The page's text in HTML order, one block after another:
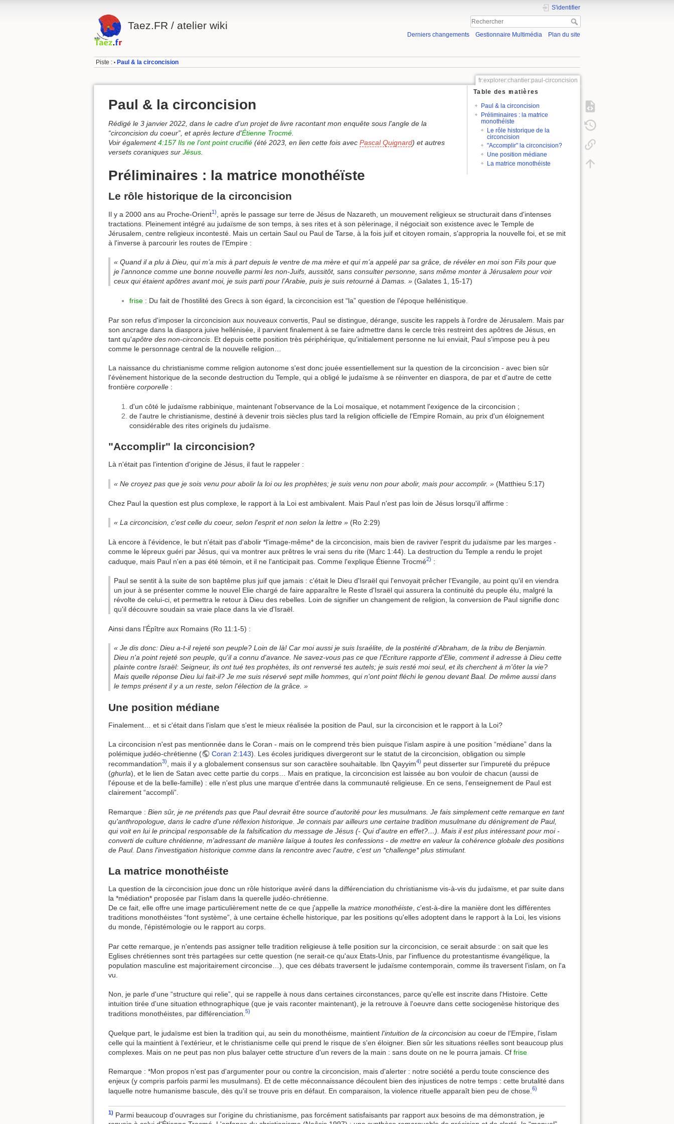
Taez.FR / atelier wiki
S'identifier
Derniers changements Gestionnaire Multimédia Plan du site
Piste : • Paul & la circoncision
fr:explorer:chantier:paul-circoncision
Table des matières
Paul & la circoncision
Préliminaires : la matrice
monothéïste
Le rôle historique de la
circoncision
"Accomplir" la circoncision?
Une position médiane
La matrice monothéiste
Paul & la circoncision
Rédigé le 3 janvier 2022, dans le cadre d'un projet de livre racontant mon enquête sous l'angle de la
“circoncision du coeur”, et après lecture d'Étienne Trocmé.
Voir également4:157 Ils ne l’ont point crucifié (été 2023, en lien cette fois avec Pascal Quignard) et autres
versets coraniques sur Jésus.
Préliminaires : la matrice monothéïste
Le rôle historique de la circoncision
Il y a 2000 ans au Proche-Orient1)
, après le passage sur terre de Jésus de Nazareth, un mouvement religieux se structurait dans d'intenses
tractations. Pleinement intégré au judaïsme de son temps, à ses rites et à son pèlerinage, il négociait son existence avec le Temple de
Jérusalem, centre religieux incontesté. Mais un certain Saul ou Paul de Tarse, à la fois juif et citoyen romain, s'appropria la nouvelle foi, et se mit
à l'inverse à parcourir les routes de l'Empire :
« Quand il a plu à Dieu, qui m’a mis à part depuis le ventre de ma mère et qui m’a appelé par sa grâce, de révéler en moi son Fils pour que
je l’annonce comme une bonne nouvelle parmi les non-Juifs, aussitôt, sans consulter personne, sans même monter à Jérusalem pour voir
ceux qui étaient apôtres avant moi, je suis parti pour l’Arabie, puis je suis retourné à Damas. »(Galates 1, 15-17)
frise : Du fait de l'hostilité des Grecs à son égard, la circoncision est “la” question de l'époque hellénistique.
Par son refus d'imposer la circoncision aux nouveaux convertis, Paul se distingue, dérange, suscite les rappels à l'ordre de Jérusalem. Mais par
son ancrage dans la diaspora juive hellénisée, il parvient finalement à se faire admettre dans le cercle très restreint des apôtres de Jésus, en
tant qu'apôtre des non-circoncis . Et depuis cette position très périphérique, qu'initialement personne ne lui enviait, Paul s'impose peu à peu
comme le personnage central de la nouvelle religion…
La naissance du christianisme comme religion autonome s'est donc jouée essentiellement sur la question de la circoncision - avec bien sûr
l'évènement historique de la seconde destruction du Temple, qui a obligé le judaïsme à se réinventer en diaspora, de par et d'autre de cette
frontière corporelle :
d'un côté le judaïsme rabbinique, maintenant l'observance de la Loi mosaïque, et notamment l'exigence de la circoncision ;
de l'autre le christianisme, destiné à devenir trois siècles plus tard la religion officielle de l'Empire Romain, au prix d'un éloignement
considérable des rites originels du judaïsme.
"Accomplir" la circoncision?
Là n'était pas l'intention d'origine de Jésus, il faut le rappeler :
« Ne croyez pas que je sois venu pour abolir la loi ou les prophètes; je suis venu non pour abolir, mais pour accomplir. »(Matthieu 5:17)
Chez Paul la question est plus complexe, le rapport à la Loi est ambivalent. Mais Paul n'est pas loin de Jésus lorsqu'il affirme :
« La circoncision, c'est celle du coeur, selon l'esprit et non selon la lettre »(Ro 2:29)
Là encore à l'évidence, le but n'était pas d'abolir *l'image-même* de la circoncision, mais bien de raviver l'esprit du judaïsme par les marges -
comme le lépreux guéri par Jésus, qui va montrer aux prêtres le vrai sens du rite (Marc 1:44). La destruction du Temple a rendu le projet
caduque, mais Paul n'en a pas été témoin, et il ne l'anticipait pas. Comme l'explique Étienne Trocmé2) :
Paul se sentit à la suite de son baptême plus juif que jamais : c'était le Dieu d'Israël qui l'envoyait prêcher l'Evangile, au point qu'il en viendra
un jour à se présenter comme le nouvel Elie chargé de faire apparaître le Reste d'Israël qui assurera la continuité du peuple élu, malgré la
révolte de celui-ci, et permettra le retour à Dieu des rebelles. Loin de signifier un changement de religion, la conversion de Paul signifie donc
qu'il découvre soudain sa vraie place dans la vie d'Israël.
Ainsi dans l'Épître aux Romains (Ro 11:1-5) :
« Je dis donc: Dieu a-t-il rejeté son peuple? Loin de là! Car moi aussi je suis Israélite, de la postérité d'Abraham, de la tribu de Benjamin.
Dieu n'a point rejeté son peuple, qu'il a connu d'avance. Ne savez-vous pas ce que l'Ecriture rapporte d'Elie, comment il adresse à Dieu cette
plainte contre Israël: Seigneur, ils ont tué tes prophètes, ils ont renversé tes autels; je suis resté moi seul, et ils cherchent à m'ôter la vie?
Mais quelle réponse Dieu lui fait-il? Je me suis réservé sept mille hommes, qui n'ont point fléchi le genou devant Baal. De même aussi dans
le temps présent il y a un reste, selon l'élection de la grâce. »
Une position médiane
Finalement… et si c'était dans l'islam que s'est le mieux réalisée la position de Paul, sur la circoncision et le rapport à la Loi?
La circoncision n'est pas mentionnée dans le Coran - mais on le comprend très bien puisque l'islam aspire à une position “médiane” dans la
polémique judéo-chrétienne (
Coran 2:143). Les écoles juridiques divergeront sur le statut de la circoncision, obligation ou simple
recommandation3) , mais il y a globalement consensus sur son caractère souhaitable. Ibn Qayyim4) peut disserter sur l’impureté du prépuce
(ghurla), et le lien de Satan avec cette partie du corps… Mais en pratique, la circoncision est laissée au bon vouloir de chacun (aussi de
l'épouse et de la belle-famille) : elle n'est plus une marque d'entrée dans la communauté religieuse. En ce sens, l'enseignement de Paul est
clairement “accompli”.
Remarque : Bien sûr, je ne prétends pas que Paul devrait être source d'autorité pour les musulmans. Je fais simplement cette remarque en tant
qu'anthropologue, dans le cadre d'une réflexion historique. Je connais par ailleurs une certaine tradition musulmane du dénigrement de Paul,
qui voit en lui le principal responsable de la falsification du message de Jésus (- Qui d'autre en effet?…). Mais il est plus intéressant pour moi -
converti de culture chrétienne, m'adressant de manière laïque à toutes les confessions - de mettre en valeur la cohérence globale des positions
de Paul. Dans l'investigation historique comme dans la rencontre avec l'autre, c'est un *challenge* plus stimulant.
La matrice monothéiste
La question de la circoncision joue donc un rôle historique avéré dans la différenciation du christianisme vis-à-vis du judaïsme, et par suite dans
la *médiation* proposée par l'islam dans la querelle judéo-chrétienne.
De ce fait, elle offre une image particulièrement nette de ce que j'appelle la matrice monothéiste, c'est-à-dire la manière dont les différentes
traditions monothéistes “font système”, à une certaine échelle historique, par les positions qu'elles adoptent dans le rapport à la Loi, les visions
du monde, l'épistémologie ou le rapport au corps.
Par cette remarque, je n'entends pas assigner telle tradition religieuse à telle position sur la circoncision, ce serait absurde : on sait que les
Eglises chrétiennes sont très partagées sur cette question (ne serait-ce qu'aux Etats-Unis, par l'influence du protestantisme évangélique, la
population masculine est majoritairement circoncise…), que ces débats traversent le judaïsme contemporain, comme ils traversent l'islam, on l'a
vu.
Non, je parle d'une “structure qui relie”, qui se rappelle à nous dans certaines circonstances, parce qu'elle est inscrite dans l'Histoire. Cette
intuition tirée d'une situation ethnographique (que je vais raconter maintenant), je la retrouve à l'oeuvre dans cette sociogenèse historique des
traditions monothéistes, par différenciation. 5)
Quelque part, le judaïsme est bien la tradition qui, au sein du monothéisme, maintient l'intuition de la circoncision au coeur de l'Empire, l'islam
celle qui la maintient à l'extérieur, et le christianisme celle qui prend le risque de s'en éloigner. Bien sûr les situations réelles sont beaucoup plus
complexes. Mais on ne peut pas non plus balayer cette structure d'un revers de la main : sans doute on ne le pourra jamais. Cf frise
Remarque : *Mon propos n'est pas d'argumenter pour ou contre la circoncision, mais d'alerter : notre société a perdu toute conscience des
enjeux (y compris parfois parmi les musulmans). Et de cette méconnaissance découlent bien des injustices de notre temps : cette brutalité dans
laquelle notre humanisme bascule, dès qu'il se trouve pris en défaut. En comparaison, la violence rituelle apparaît bien peu de chose. 6)
1) Parmi beaucoup d'ouvrages sur l'origine du christianisme, pas forcément satisfaisants par rapport aux besoins de ma démonstration, je